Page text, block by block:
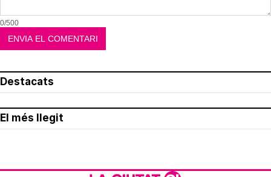
0/500
Destacats
El més llegit